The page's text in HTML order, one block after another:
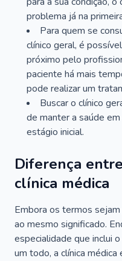
problema já na
Para quem se
clínico geral, é
próximo pelo
paciente há mais
pode realizar um
Buscar o clínico
de manter a saúde
estágio inicial.
Diferença
clínica médica
Embora os termos
ao mesmo significado.
especialidade que inclui
um todo, a clínica médica